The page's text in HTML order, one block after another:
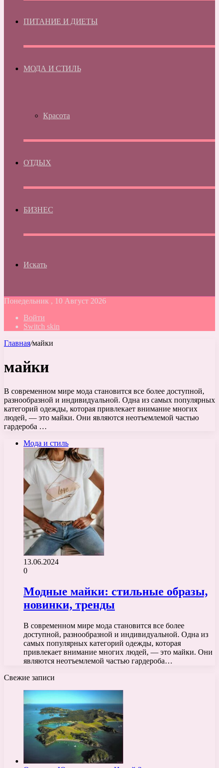
ПИТАНИЕ И ДИЕТЫ
МОДА И СТИЛЬ
Красота
ОТДЫХ
БИЗНЕС
Искать
Понедельник , 10 Август 2026
Войти
Switch skin
Главная/майки
майки
В современном мире мода становится все более доступной,
разнообразной и индивидуальной. Одна из самых популярных
категорий одежды, которая привлекает внимание многих
людей, — это майки. Они являются неотъемлемой частью
гардероба …
Мода и стиль
13.06.2024
0
Модные майки: стильные образы,
новинки, тренды
В современном мире мода становится все более
доступной, разнообразной и индивидуальной. Одна из
самых популярных категорий одежды, которая
привлекает внимание многих людей, — это майки. Они
являются неотъемлемой частью гардероба…
Свежие записи